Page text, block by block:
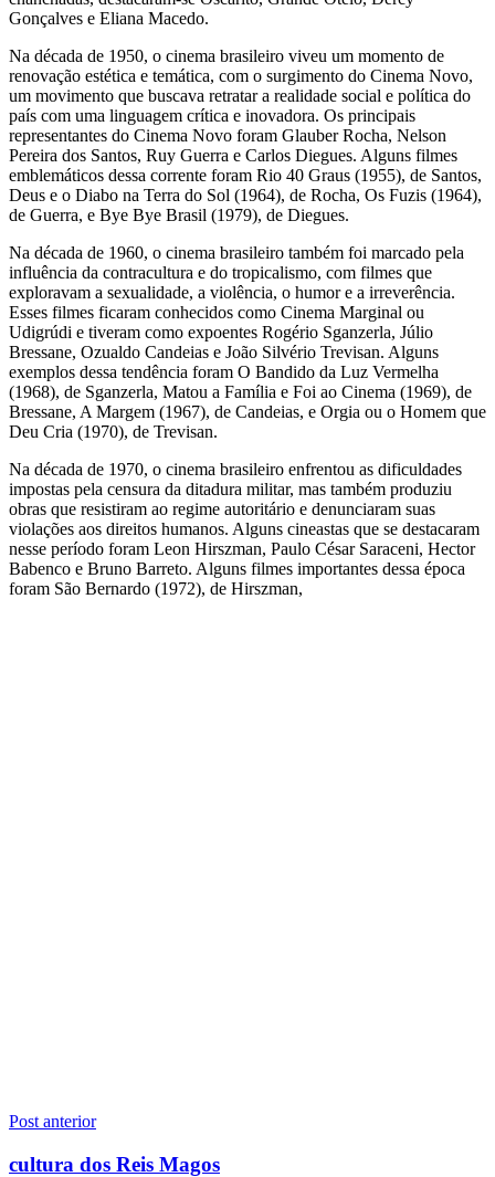
Gonçalves e Eliana Macedo.
Na década de 1950, o cinema brasileiro viveu um momento de
renovação estética e temática, com o surgimento do Cinema Novo,
um movimento que buscava retratar a realidade social e política do
país com uma linguagem crítica e inovadora. Os principais
representantes do Cinema Novo foram Glauber Rocha, Nelson
Pereira dos Santos, Ruy Guerra e Carlos Diegues. Alguns filmes
emblemáticos dessa corrente foram Rio 40 Graus (1955), de Santos,
Deus e o Diabo na Terra do Sol (1964), de Rocha, Os Fuzis (1964),
de Guerra, e Bye Bye Brasil (1979), de Diegues.
Na década de 1960, o cinema brasileiro também foi marcado pela
influência da contracultura e do tropicalismo, com filmes que
exploravam a sexualidade, a violência, o humor e a irreverência.
Esses filmes ficaram conhecidos como Cinema Marginal ou
Udigrúdi e tiveram como expoentes Rogério Sganzerla, Júlio
Bressane, Ozualdo Candeias e João Silvério Trevisan. Alguns
exemplos dessa tendência foram O Bandido da Luz Vermelha
(1968), de Sganzerla, Matou a Família e Foi ao Cinema (1969), de
Bressane, A Margem (1967), de Candeias, e Orgia ou o Homem que
Deu Cria (1970), de Trevisan.
Na década de 1970, o cinema brasileiro enfrentou as dificuldades
impostas pela censura da ditadura militar, mas também produziu
obras que resistiram ao regime autoritário e denunciaram suas
violações aos direitos humanos. Alguns cineastas que se destacaram
nesse período foram Leon Hirszman, Paulo César Saraceni, Hector
Babenco e Bruno Barreto. Alguns filmes importantes dessa época
foram São Bernardo (1972), de Hirszman,
Navegação
de
Post anterior
cultura dos Reis Magos